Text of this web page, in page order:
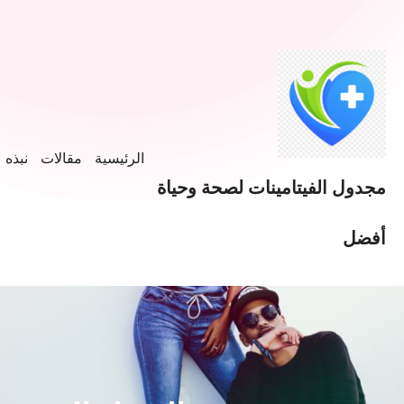
المحتوى
مجدول الفيتامينات لصحة وحياة
أفضل
الرئيسية مقالات نبذه